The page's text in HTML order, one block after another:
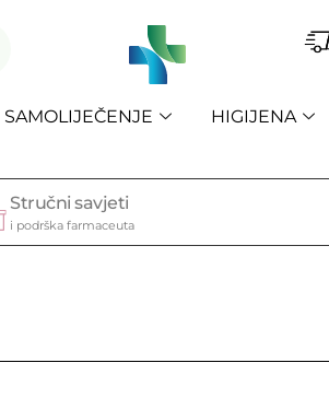
SAMOLIJEČENJE HIGIJENA
Stručni savjeti
i podrška farmaceuta